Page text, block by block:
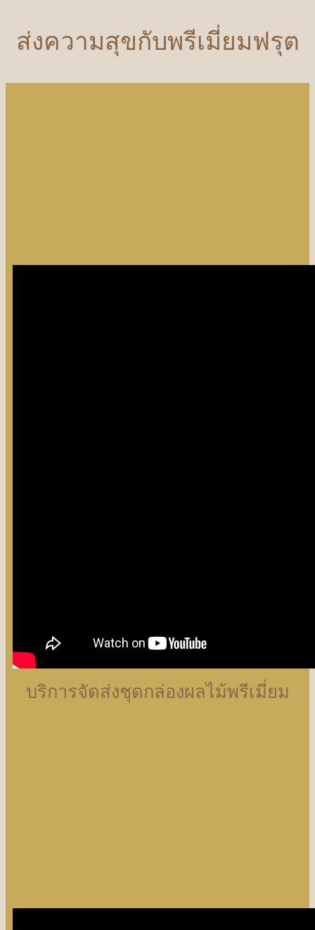
ส่งความสุขกับพรีเมี่ยมฟรุต
บริการจัดส่งชุดกล่องผลไม้พรีเมี่ยม